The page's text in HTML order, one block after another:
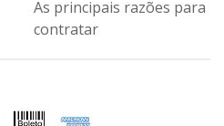
As principais razões para
contratar